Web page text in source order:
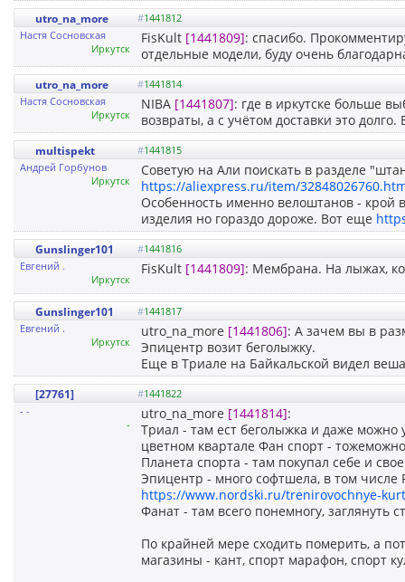
utro_na_more #1441812
Настя Сосновская
Иркутск
FisKult [1441809]: спасибо.
отдельные модели, буду очень
utro_na_more #1441814
Настя Сосновская
Иркутск
NIBA [1441807]: где в иркутске больше
возвраты, а с учётом доставки это
multispekt #1441815
Андрей Горбунов
Иркутск
Советую на Али поискать в разделе
https://aliexpress.ru/item/
Особенность именно велоштанов - крой
изделия но гораздо дороже. Вот еще
Gunslinger101 #1441816
Евгений .
Иркутск
FisKult [1441809]: Мембрана. На лыжах,
Gunslinger101 #1441817
Евгений .
Иркутск
utro_na_more [1441806]: А зачем вы в
Эпицентр возит беголыжку.
Еще в Триале на Байкальской видел
[27761] #1441822
- -
-
utro_na_more [1441814]:
Триал - там ест беголыжка и даже можно
цветном квартале Фан спорт -
Планета спорта - там покупал себе и
Эпицентр - много софтшела, в том числе
https://www.nordski.ru/trenirovochnye-
Фанат - там всего понемногу, заглянуть
По крайней мере сходить померить, а
магазины - кант, спорт марафон, спорт